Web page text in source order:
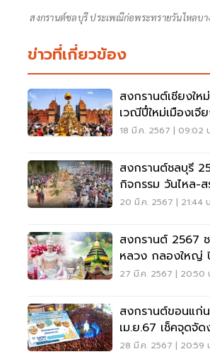
สงกรานต์ชลบุรี ประเพณีก่อพระทรายวันไหลบ
ข่าวที่เกี่ยวข้อง
สงกรานต์เชียงใ
เวณีปี๋ใหม่เมืองเจี
เม.ย.67
18 มี.ค. 2567 | 09:02
สงกรานต์ชลบุรี
กิจกรรม วันไหล-
กองทราย
20 มี.ค. 2567 | 21:44
สงกรานต์ 2567
หลวง กลองใหญ่
ลำปาง
27 มี.ค. 2567 | 20:50
สงกรานต์ขอนแก่
เม.ย.67 เช็คจุดจั
ถึงแก่นที่นี่
28 มี.ค. 2567 | 20:59